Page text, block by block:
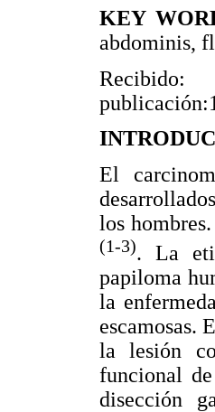
KEY
abdominis,
Recibido:
El
los
(1-3). La
papiloma
la
escamosas.
la lesión
funcional
disección